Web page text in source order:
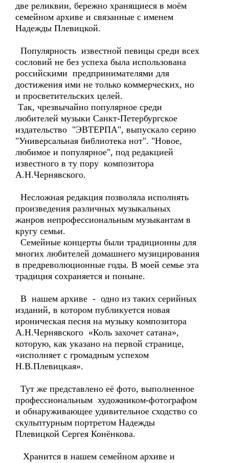
две реликвии, бережно хранящиеся в моём
семейном архиве и связанные с именем
Надежды Плевицкой.
Популярность известной певицы среди всех
сословий не без успеха была использована
российскими предпринимателями для
достижения ими не только коммерческих, но
и просветительских целей.
Так, чрезвычайно популярное среди
любителей музыки Санкт-Петербургское
издательство "ЭВТЕРПА", выпускало серию
"Универсальная библиотека нот". "Новое,
любимое и популярное", под редакцией
известного в ту пору композитора
А.Н.Чернявского.
Несложная редакция позволяла исполнять
произведения различных музыкальных
жанров непрофессиональным музыкантам в
кругу семьи.
Семейные концерты были традиционны для
многих любителей домашнего музицирования
в предреволюционные годы. В моей семье эта
традиция сохраняется и поныне.
В нашем архиве - одно из таких серийных
изданий, в котором публикуется новая
ироническая песня на музыку композитора
А.Н.Чернявского «Коль захочет сатана»,
которую, как указано на первой странице,
«исполняет с громадным успехом
Н.В.Плевицкая».
Тут же представлено её фото, выполненное
профессиональным художником-фотографом
и обнаруживающее удивительное сходство со
скульптурным портретом Надежды
Плевицкой Сергея Конёнкова.
Хранится в нашем семейном архиве и